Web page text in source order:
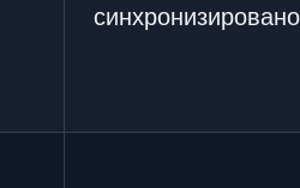
синхронизировано